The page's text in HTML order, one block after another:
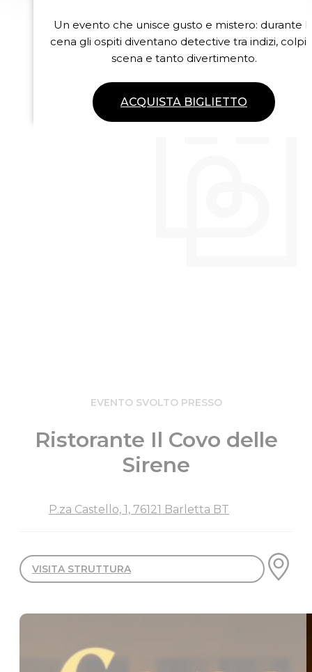
Un evento che unisce gusto e mistero: durante
cena gli ospiti diventano detective tra indizi, colpi
scena e tanto divertimento.
ACQUISTA BIGLIETTO
EVENTO SVOLTO PRESSO
Ristorante Il Covo delle
Sirene
P.za Castello, 1, 76121 Barletta BT
VISITA STRUTTURA